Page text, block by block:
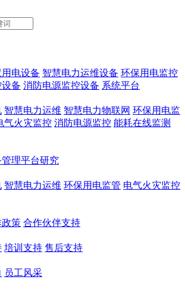
用电设备 智慧电力运维设备 环保用电监控
备 消防电源监控设备 系统平台
智慧电力运维 智慧电力物联网 环保用电监
气火灾监控 消防电源监控 能耗在线监测
理平台研究
智慧电力运维 环保用电监管 电气火灾监控
策 合作伙伴支持
培训支持 售后支持
员工风采